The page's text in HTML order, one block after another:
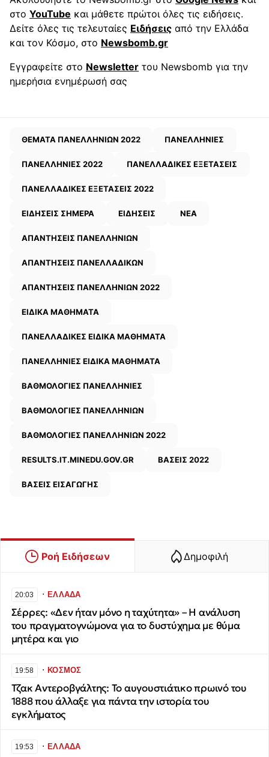
στο YouTube και μάθετε πρώτοι όλες τις ειδήσεις.
Δείτε όλες τις τελευταίες Ειδήσεις από την Ελλάδα
και τον Κόσμο, στο Newsbomb.gr
Εγγραφείτε στο Newsletter του Newsbomb για την
ημερήσια ενημέρωσή σας
ΘΕΜΑΤΑ ΠΑΝΕΛΛΗΝΙΩΝ 2022 ΠΑΝΕΛΛΗΝΙΕΣ
ΠΑΝΕΛΛΗΝΙΕΣ 2022 ΠΑΝΕΛΛΑΔΙΚΕΣ ΕΞΕΤΑΣΕΙΣ
ΠΑΝΕΛΛΑΔΙΚΕΣ ΕΞΕΤΑΣΕΙΣ 2022
ΕΙΔΗΣΕΙΣ ΣΗΜΕΡΑ ΕΙΔΗΣΕΙΣ ΝΕΑ
ΑΠΑΝΤΗΣΕΙΣ ΠΑΝΕΛΛΗΝΙΩΝ
ΑΠΑΝΤΗΣΕΙΣ ΠΑΝΕΛΛΑΔΙΚΩΝ
ΑΠΑΝΤΗΣΕΙΣ ΠΑΝΕΛΛΗΝΙΩΝ 2022
ΕΙΔΙΚΑ ΜΑΘΗΜΑΤΑ
ΠΑΝΕΛΛΑΔΙΚΕΣ ΕΙΔΙΚΑ ΜΑΘΗΜΑΤΑ
ΠΑΝΕΛΛΗΝΙΕΣ ΕΙΔΙΚΑ ΜΑΘΗΜΑΤΑ
ΒΑΘΜΟΛΟΓΙΕΣ ΠΑΝΕΛΛΗΝΙΕΣ
ΒΑΘΜΟΛΟΓΙΕΣ ΠΑΝΕΛΛΗΝΙΩΝ
ΒΑΘΜΟΛΟΓΙΕΣ ΠΑΝΕΛΛΗΝΙΩΝ 2022
RESULTS.IT.MINEDU.GOV.GR ΒΑΣΕΙΣ 2022
ΒΑΣΕΙΣ ΕΙΣΑΓΩΓΗΣ
Ροή Ειδήσεων Δημοφιλή
20:03 ∙ΕΛΛΑΔΑ
Σέρρες: «Δεν ήταν μόνο η ταχύτητα» – Η ανάλυση
του πραγματογνώμονα για το δυστύχημα με θύμα
μητέρα και γιο
19:58 ∙ΚΟΣΜΟΣ
Τζακ Αντεροβγάλτης: To αυγουστιάτικο πρωινό του
1888 που άλλαξε για πάντα την ιστορία του
εγκλήματος
19:53 ∙ΕΛΛΑΔΑ